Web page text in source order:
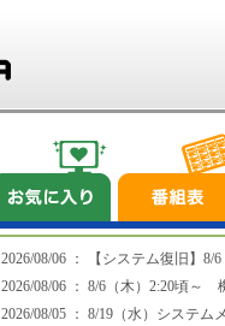
2026/08/06 ： 【システム復旧】
2026/08/06 ： 8/6（木）2:20頃～
2026/08/05 ： 8/19（水）システム